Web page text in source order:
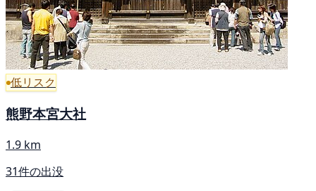
低リスク
熊野本宮大社
1.9 km
31件の出没